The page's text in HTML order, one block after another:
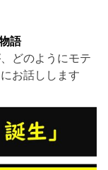
語
どのようにモテ
お話しします